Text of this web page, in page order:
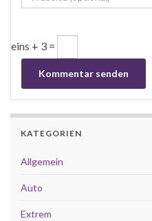
eins + 3 =
KATEGORIEN
Allgemein
Auto
Extrem